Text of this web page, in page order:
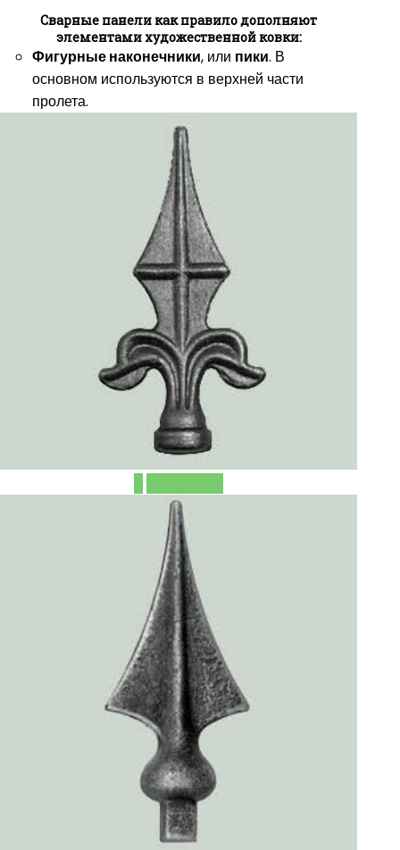
Сварные панели как правило дополняют
элементами художественной ковки:
Фигурные наконечники, или пики. В
основном используются в верхней части
пролета.